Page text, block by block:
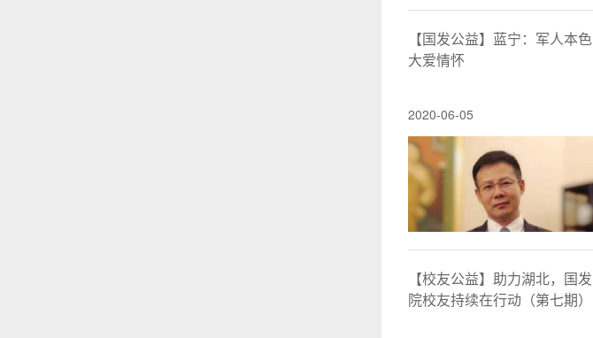
【国发公益】蓝宁：军人本色
大爱情怀
2020-06-05
【校友公益】助力湖北，国发
院校友持续在行动（第七期）